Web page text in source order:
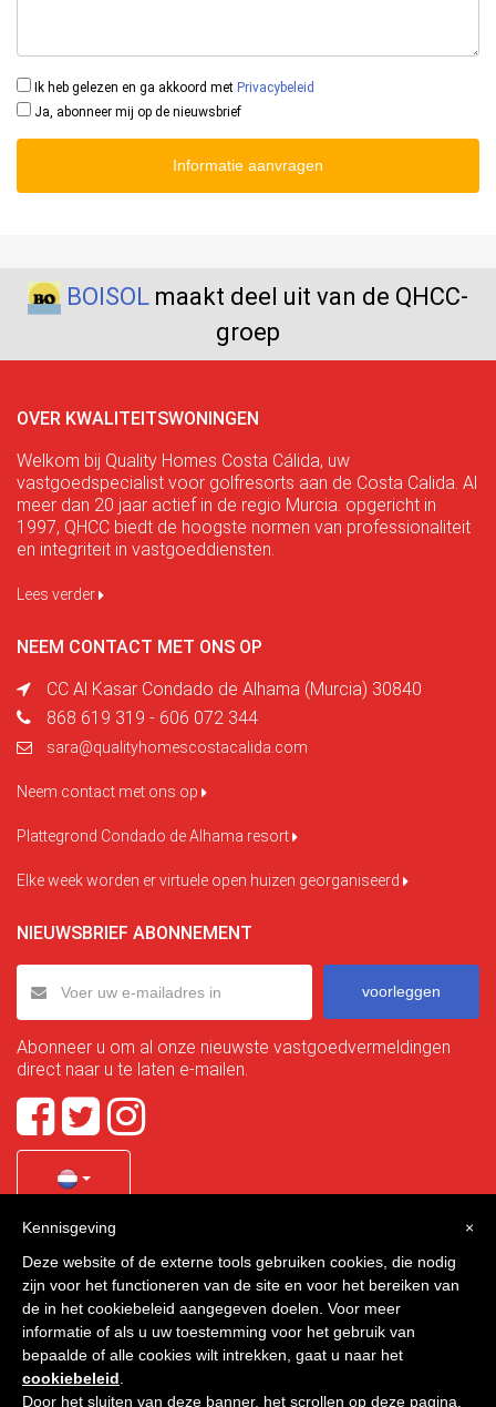
Ik heb gelezen en ga akkoord met Privacybeleid
Ja, abonneer mij op de nieuwsbrief
Informatie aanvragen
BOISOL maakt deel uit van de QHCC-
groep
OVER KWALITEITSWONINGEN
Welkom bij Quality Homes Costa Cálida, uw
vastgoedspecialist voor golfresorts aan de Costa Calida. Al
meer dan 20 jaar actief in de regio Murcia. opgericht in
1997, QHCC biedt de hoogste normen van professionaliteit
en integriteit in vastgoeddiensten.
Lees verder
NEEM CONTACT MET ONS OP
CC Al Kasar Condado de Alhama (Murcia) 30840
868 619 319 - 606 072 344
sara@qualityhomescostacalida.com
Neem contact met ons op
Plattegrond Condado de Alhama resort
Elke week worden er virtuele open huizen georganiseerd
NIEUWSBRIEF ABONNEMENT
voorleggen
Abonneer u om al onze nieuwste vastgoedvermeldingen
direct naar u te laten e-mailen.
Quality Homes Costa Calida
is a registered trademark of
La Manga Holiday Home SL duly registered with CIF / tax
no. B-30750053 and address: Bella Luz 07-05, 30389 La
Manga Club, Cartagena, Murcia, Spain.
×
Kennisgeving
Deze website of de externe tools gebruiken cookies, die nodig
zijn voor het functioneren van de site en voor het bereiken van
de in het cookiebeleid aangegeven doelen. Voor meer
informatie of als u uw toestemming voor het gebruik van
bepaalde of alle cookies wilt intrekken, gaat u naar het
cookiebeleid
Door het sluiten van deze banner, het scrollen op deze pagina,